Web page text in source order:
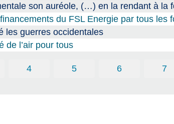
son auréole, (…) en la rendant à la
du FSL Energie par tous les
les guerres occidentales
de l’air pour tous
4 5 6 7